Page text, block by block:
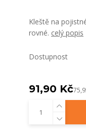
Kleště na
rovné. celý popis
Dostupnost
91,90 Kč